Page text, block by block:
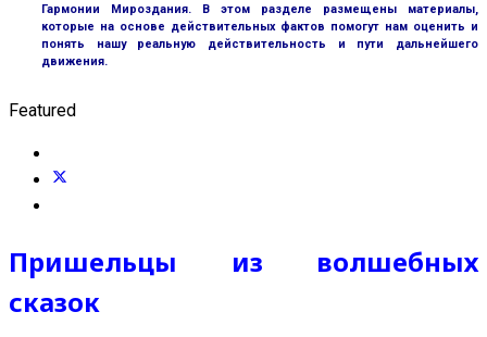
Гармонии Мироздания. В этом разделе размещены материалы,
которые на основе действительных фактов помогут нам оценить и
понять нашу реальную действительность и пути дальнейшего
движения.
Featured
Пришельцы из волшебных
сказок